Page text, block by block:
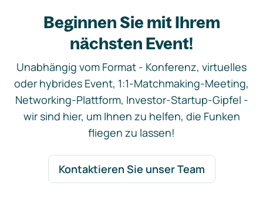
Beginnen Sie mit Ihrem
nächsten Event!
Unabhängig vom Format - Konferenz, virtuelles
oder hybrides Event, 1:1-Matchmaking-Meeting,
Networking-Plattform, Investor-Startup-Gipfel -
wir sind hier, um Ihnen zu helfen, die Funken
fliegen zu lassen!
Kontaktieren Sie unser Team